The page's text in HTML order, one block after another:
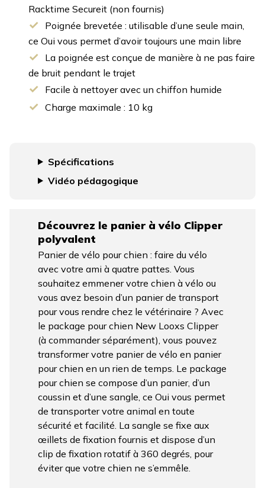
Racktime Secureit (non fournis)
Poignée brevetée : utilisable d’une seule main,
ce Oui vous permet d’avoir toujours une main libre
La poignée est conçue de manière à ne pas faire
de bruit pendant le trajet
Facile à nettoyer avec un chiffon humide
Charge maximale : 10 kg
Spécifications
Vidéo pédagogique
Découvrez le panier à vélo Clipper
polyvalent
Panier de vélo pour chien : faire du vélo
avec votre ami à quatre pattes. Vous
souhaitez emmener votre chien à vélo ou
vous avez besoin d’un panier de transport
pour vous rendre chez le vétérinaire ? Avec
le package pour chien New Looxs Clipper
(à commander séparément), vous pouvez
transformer votre panier de vélo en panier
pour chien en un rien de temps. Le package
pour chien se compose d’un panier, d’un
coussin et d’une sangle, ce Oui vous permet
de transporter votre animal en toute
sécurité et facilité. La sangle se fixe aux
œillets de fixation fournis et dispose d’un
clip de fixation rotatif à 360 degrés, pour
éviter que votre chien ne s’emmêle.